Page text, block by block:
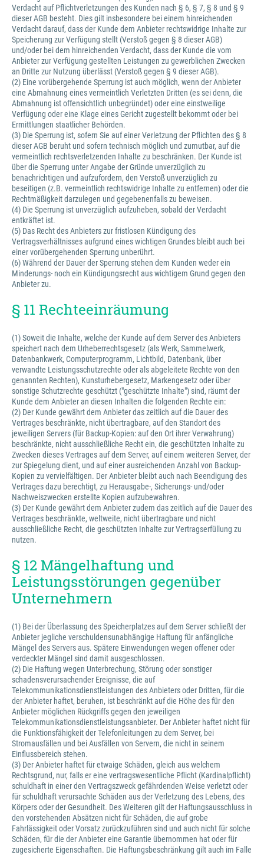
Verdacht auf Pflichtverletzungen des Kunden nach § 6, § 7, § 8 und § 9
dieser AGB besteht. Dies gilt insbesondere bei einem hinreichenden
Verdacht darauf, dass der Kunde dem Anbieter rechtswidrige Inhalte zur
Speicherung zur Verfügung stellt (Verstoß gegen § 8 dieser AGB)
und/oder bei dem hinreichenden Verdacht, dass der Kunde die vom
Anbieter zur Verfügung gestellten Leistungen zu gewerblichen Zwecken
an Dritte zur Nutzung überlässt (Verstoß gegen § 9 dieser AGB).
(2) Eine vorübergehende Sperrung ist auch möglich, wenn der Anbieter
eine Abmahnung eines vermeintlich Verletzten Dritten (es sei denn, die
Abmahnung ist offensichtlich unbegründet) oder eine einstweilige
Verfügung oder eine Klage eines Gericht zugestellt bekommt oder bei
Ermittlungen staatlicher Behörden.
(3) Die Sperrung ist, sofern Sie auf einer Verletzung der Pflichten des § 8
dieser AGB beruht und sofern technisch möglich und zumutbar, auf die
vermeintlich rechtsverletzenden Inhalte zu beschränken. Der Kunde ist
über die Sperrung unter Angabe der Gründe unverzüglich zu
benachrichtigen und aufzufordern, den Verstoß unverzüglich zu
beseitigen (z.B. vermeintlich rechtswidrige Inhalte zu entfernen) oder die
Rechtmäßigkeit darzulegen und gegebenenfalls zu beweisen.
(4) Die Sperrung ist unverzüglich aufzuheben, sobald der Verdacht
entkräftet ist.
(5) Das Recht des Anbieters zur fristlosen Kündigung des
Vertragsverhältnisses aufgrund eines wichtigen Grundes bleibt auch bei
einer vorübergehenden Sperrung unberührt.
(6) Während der Dauer der Sperrung stehen dem Kunden weder ein
Minderungs- noch ein Kündigungsrecht aus wichtigem Grund gegen den
Anbieter zu.
§ 11 Rechteeinräumung
(1) Soweit die Inhalte, welche der Kunde auf dem Server des Anbieters
speichert nach dem Urheberrechtsgesetz (als Werk, Sammelwerk,
Datenbankwerk, Computerprogramm, Lichtbild, Datenbank, über
verwandte Leistungsschutzrechte oder als abgeleitete Rechte von den
genannten Rechten), Kunsturhebergesetz, Markengesetz oder über
sonstige Schutzrechte geschützt ("geschützte Inhalte") sind, räumt der
Kunde dem Anbieter an diesen Inhalten die folgenden Rechte ein:
(2) Der Kunde gewährt dem Anbieter das zeitlich auf die Dauer des
Vertrages beschränkte, nicht übertragbare, auf den Standort des
jeweiligen Servers (für Backup-Kopien: auf den Ort ihrer Verwahrung)
beschränkte, nicht ausschließliche Recht ein, die geschützten Inhalte zu
Zwecken dieses Vertrages auf dem Server, auf einem weiteren Server, der
zur Spiegelung dient, und auf einer ausreichenden Anzahl von Backup-
Kopien zu vervielfältigen. Der Anbieter bleibt auch nach Beendigung des
Vertrages dazu berechtigt, zu Herausgabe-, Sicherungs- und/oder
Nachweiszwecken erstellte Kopien aufzubewahren.
(3) Der Kunde gewährt dem Anbieter zudem das zeitlich auf die Dauer des
Vertrages beschränkte, weltweite, nicht übertragbare und nicht
ausschließliche Recht, die geschützten Inhalte zur Vertragserfüllung zu
nutzen.
§ 12 Mängelhaftung und
Leistungsstörungen gegenüber
Unternehmern
(1) Bei der Überlassung des Speicherplatzes auf dem Server schließt der
Anbieter jegliche verschuldensunabhängige Haftung für anfängliche
Mängel des Servers aus. Spätere Einwendungen wegen offener oder
verdeckter Mängel sind damit ausgeschlossen.
(2) Die Haftung wegen Unterbrechung, Störung oder sonstiger
schadensverursachender Ereignisse, die auf
Telekommunikationsdienstleistungen des Anbieters oder Dritten, für die
der Anbieter haftet, beruhen, ist beschränkt auf die Höhe des für den
Anbieter möglichen Rückgriffs gegen den jeweiligen
Telekommunikationsdienstleistungsanbieter. Der Anbieter haftet nicht für
die Funktionsfähigkeit der Telefonleitungen zu dem Server, bei
Stromausfällen und bei Ausfällen von Servern, die nicht in seinem
Einflussbereich stehen.
(3) Der Anbieter haftet für etwaige Schäden, gleich aus welchem
Rechtsgrund, nur, falls er eine vertragswesentliche Pflicht (Kardinalpflicht)
schuldhaft in einer den Vertragszweck gefährdenden Weise verletzt oder
für schuldhaft verursachte Schäden aus der Verletzung des Lebens, des
Körpers oder der Gesundheit. Des Weiteren gilt der Haftungsausschluss in
den vorstehenden Absätzen nicht für Schäden, die auf grobe
Fahrlässigkeit oder Vorsatz zurückzuführen sind und auch nicht für solche
Schäden, für die der Anbieter eine Garantie übernommen hat oder für
zugesicherte Eigenschaften. Die Haftungsbeschränkung gilt auch im Falle